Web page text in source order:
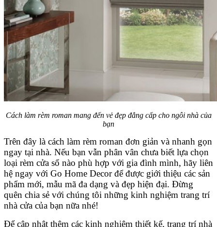
Cách làm rèm roman mang đến vẻ đẹp đẳng cấp cho ngôi nhà của
bạn
Trên đây là cách làm rèm roman đơn giản và nhanh gọn
ngay tại nhà. Nếu bạn vẫn phân vân chưa biết lựa chọn
loại rèm cửa sổ nào phù hợp với gia đình mình, hãy liên
hệ ngay với Go Home Decor để được giới thiệu các sản
phẩm mới, mẫu mã đa dạng và đẹp hiện đại. Đừng
quên chia sẻ với chúng tôi những kinh nghiệm trang trí
nhà cửa của bạn nữa nhé!
Để cập nhật thêm các kinh nghiệm thiết kế, trang trí nhà